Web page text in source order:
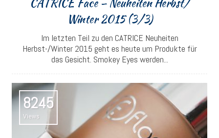
Winter 2015 (3/3)
Im letzten Teil zu den CATRICE Neuheiten
Herbst-/Winter 2015 geht es heute um Produkte für
das Gesicht. Smokey Eyes werden...
8245
Views